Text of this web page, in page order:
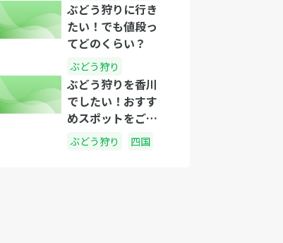
ぶどう狩りに行き
たい！でも値段っ
てどのくらい？
ぶどう狩り
ぶどう狩りを香川
でしたい！おすす
めスポットをご紹
介
ぶどう狩り 四国